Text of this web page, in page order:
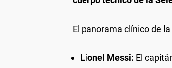
El panorama clínico de
Lionel Messi: El